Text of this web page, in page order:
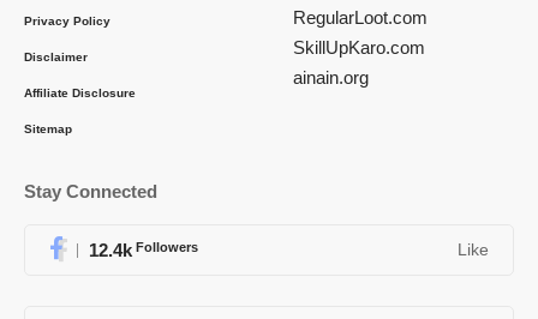
Privacy Policy
Disclaimer
Affiliate Disclosure
Sitemap
RegularLoot.com
SkillUpKaro.com
ainain.org
Stay Connected
12.4k Followers Like